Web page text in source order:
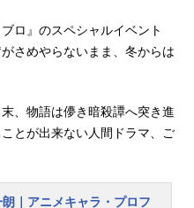
ロ』のスペシャルイベント
さめやらないまま、冬からは
、物語は儚き暗殺譚へ突き進
とが出来ない人間ドラマ、ご
｜アニメキャラ・プロフ